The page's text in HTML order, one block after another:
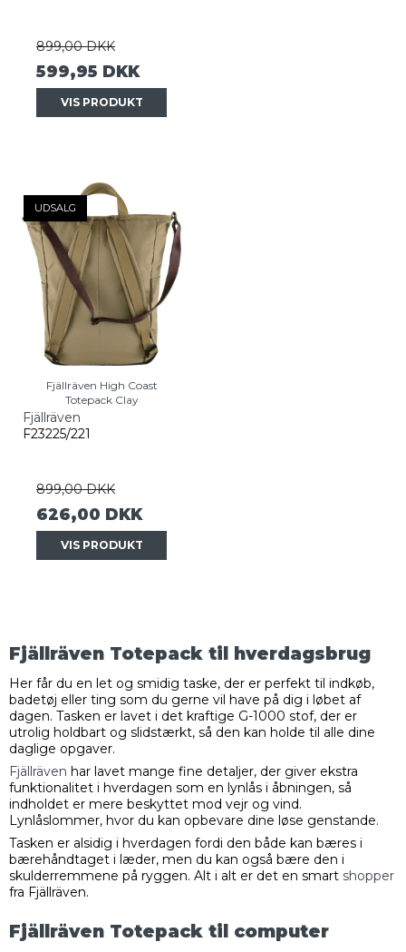
899,00 DKK
599,95 DKK
VIS PRODUKT
UDSALG
Fjällräven High Coast
Totepack Clay
Fjällräven
F23225/221
899,00 DKK
626,00 DKK
VIS PRODUKT
Fjällräven Totepack til hverdagsbrug
Her får du en let og smidig taske, der er perfekt til indkøb,
badetøj eller ting som du gerne vil have på dig i løbet af
dagen. Tasken er lavet i det kraftige G-1000 stof, der er
utrolig holdbart og slidstærkt, så den kan holde til alle dine
daglige opgaver.
Fjällräven har lavet mange fine detaljer, der giver ekstra
funktionalitet i hverdagen som en lynlås i åbningen, så
indholdet er mere beskyttet mod vejr og vind.
Lynlåslommer, hvor du kan opbevare dine løse genstande.
Tasken er alsidig i hverdagen fordi den både kan bæres i
bærehåndtaget i læder, men du kan også bære den i
skulderremmene på ryggen. Alt i alt er det en smart shopper
fra Fjällräven.
Fjällräven Totepack til computer